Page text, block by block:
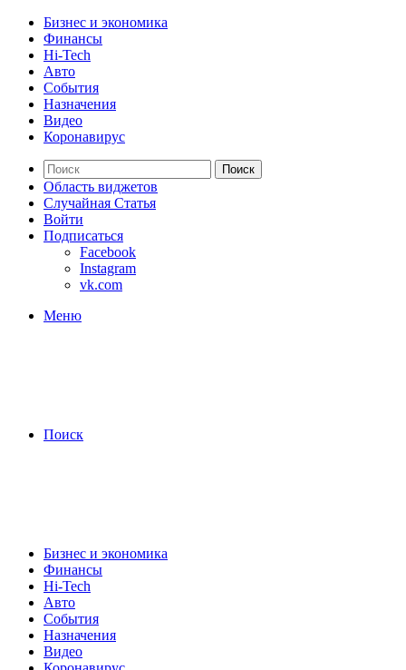
Бизнес и экономика
Финансы
Hi-Tech
Авто
События
Назначения
Видео
Коронавирус
Поиск
Область виджетов
Случайная Статья
Войти
Подписаться
Facebook
Instagram
vk.com
Меню
Поиск
Бизнес и экономика
Финансы
Hi-Tech
Авто
События
Назначения
Видео